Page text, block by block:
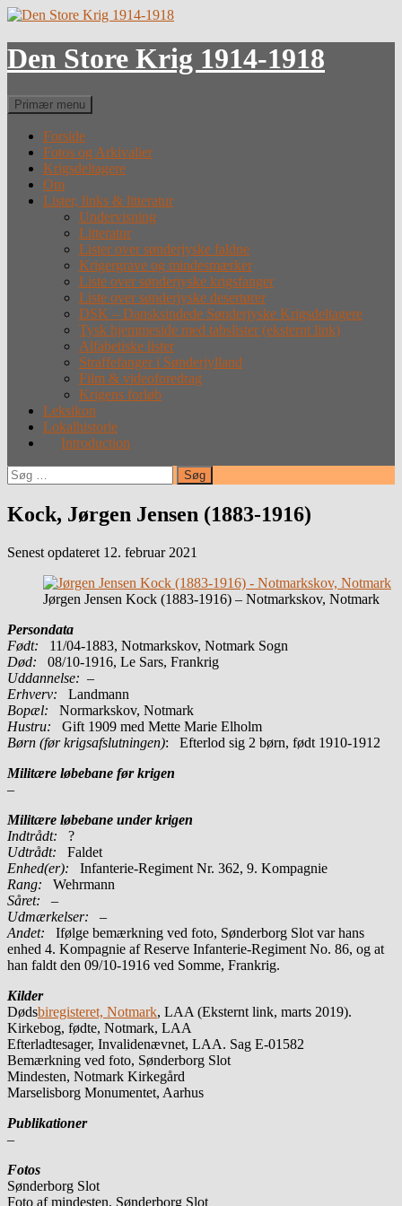
Hop
indhold
Den Store Krig 1914-1918
Søg
Primær menu
Forside
Fotos og Arkivalier
Krigsdeltagere
Om
Lister, links & litteratur
Undervisning
Litteratur
Lister over sønderjyske faldne
Krigergrave og mindesmærker
Liste over sønderjyske krigsfanger
Liste over sønderjyske desertører
DSK – Dansksindede Sønderjyske Krigsdeltagere
Tysk hjemmeside med tabslister (eksternt link)
Alfabetiske lister
Straffefanger i Sønderjylland
Film & videoforedrag
Krigens forløb
Leksikon
Lokalhistorie
Introduction
Søg
efter:
Kock, Jørgen Jensen (1883-1916)
Senest opdateret 12. februar 2021
Jørgen Jensen Kock (1883-1916) – Notmarkskov, Notmark
Persondata
Født: 11/04-1883, Notmarkskov, Notmark Sogn
Død: 08/10-1916, Le Sars, Frankrig
Uddannelse: –
Erhverv: Landmann
Bopæl: Normarkskov, Notmark
Hustru: Gift 1909 med Mette Marie Elholm
Børn (før krigsafslutningen): Efterlod sig 2 børn, født 1910-1912
Militære løbebane før krigen
–
Militære løbebane under krigen
Indtrådt: ?
Udtrådt: Faldet
Enhed(er):
Infanterie-Regiment Nr. 362, 9. Kompagnie
Rang:
Wehrmann
Såret: –
Udmærkelser: –
Andet: Ifølge bemærkning ved foto, Sønderborg Slot var hans
enhed 4. Kompagnie af Reserve Infanterie-Regiment No. 86, og at
han faldt den 09/10-1916 ved Somme, Frankrig.
Kilder
Dødsbiregisteret, Notmark, LAA (Eksternt link, marts 2019).
Kirkebog, fødte, Notmark, LAA
Efterladtesager, Invalidenævnet, LAA. Sag E-01582
Bemærkning ved foto, Sønderborg Slot
Mindesten, Notmark Kirkegård
Marselisborg Monumentet, Aarhus
Publikationer
–
Fotos
Sønderborg Slot
Foto af mindesten, Sønderborg Slot